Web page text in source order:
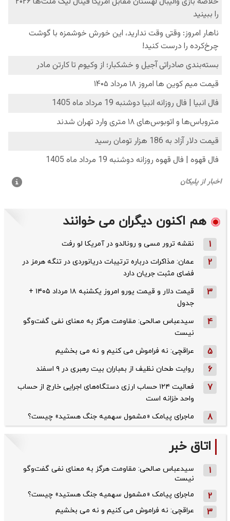
هم اکنون دیگران می خوانند
1 نقشه ترور مسی و رونالدو در آمریکا لو رفت
2
عمان: مذاکرات درباره ترتیبات دریانوردی در تنگه هرمز در
فضای مثبت جریان دارد
3
قیمت دلار و قیمت یورو امروز یکشنبه ۱۸ مرداد ۱۴۰۵ +
جدول
4
سیدعباس صالحی: مقاومت هرگز به معنای نفی گفت‌وگو
نیست
5 عراقچی: نه فراموش می کنیم و نه می بخشیم
6 روایت طحان‌ نظیف از بمباران بیت رهبری در ۹ اسفند
7
فعالیت ۱۲۴ حساب ارزی دستگاه‌های اجرایی خارج از حساب
واحد خزانه است
8 ماجرای پیامک «مشمول سهمیه جنگ هستید» چیست؟
اتاق خبر
1
سیدعباس صالحی: مقاومت هرگز به معنای نفی گفت‌وگو
نیست
2 ماجرای پیامک «مشمول سهمیه جنگ هستید» چیست؟
3 عراقچی: نه فراموش می کنیم و نه می بخشیم